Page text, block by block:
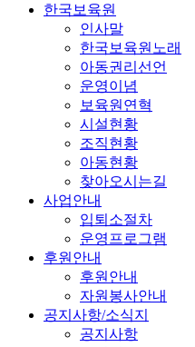
한국보육원
인사말
한국보육원노래
아동권리선언
운영이념
보육원연혁
시설현황
조직현황
아동현황
찾아오시는길
사업안내
입퇴소절차
운영프로그램
후원안내
후원안내
자원봉사안내
공지사항/소식지
공지사항